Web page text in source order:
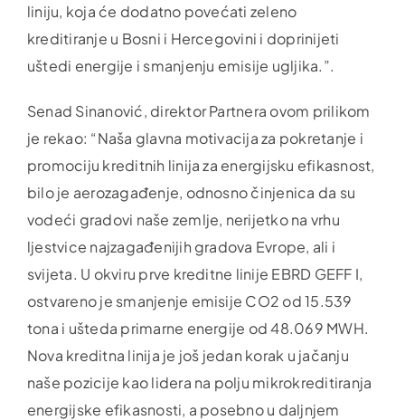
liniju, koja će dodatno povećati zeleno
kreditiranje u Bosni i Hercegovini i doprinijeti
uštedi energije i smanjenju emisije ugljika.”.
Senad Sinanović, direktor Partnera ovom prilikom
je rekao: “Naša glavna motivacija za pokretanje i
promociju kreditnih linija za energijsku efikasnost,
bilo je aerozagađenje, odnosno činjenica da su
vodeći gradovi naše zemlje, nerijetko na vrhu
ljestvice najzagađenijih gradova Evrope, ali i
svijeta. U okviru prve kreditne linije EBRD GEFF I,
ostvareno je smanjenje emisije CO2 od 15.539
tona i ušteda primarne energije od 48.069 MWH.
Nova kreditna linija je još jedan korak u jačanju
naše pozicije kao lidera na polju mikrokreditiranja
energijske efikasnosti, a posebno u daljnjem